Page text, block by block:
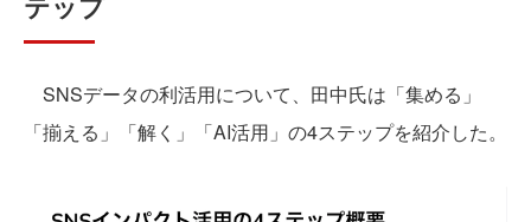
SNSデータの利活用について、田中氏は「集める」
「揃える」「解く」「AI活用」の4ステップを紹介した。